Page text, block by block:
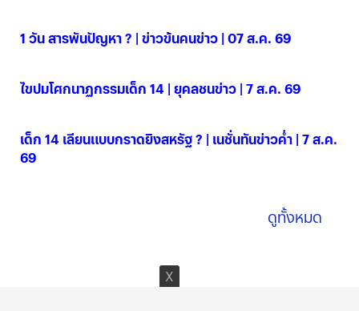
1 วัน สารพันปัญหา ? | ข่าวข้นคนข่าว | 07 ส.ค. 69
ไขปมโศกนาฏกรรมเด็ก 14 | ยุคลชนข่าว | 7 ส.ค. 69
เด็ก 14 เลียนแบบกราดยิงสหรัฐ ? | เนชั่นทันข่าวค่ำ | 7 ส.ค.
69
ดูทั้งหมด